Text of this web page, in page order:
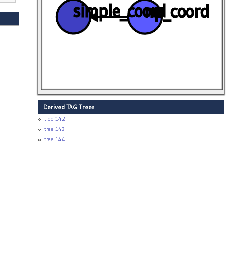
np_coord
simple_coord
Derived TAG Trees
tree 142
tree 143
tree 144